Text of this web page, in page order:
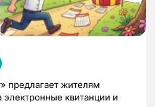
предлагает жителям
электронные квитанции и